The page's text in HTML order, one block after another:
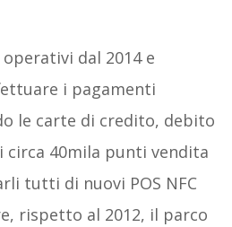
dal 2014 e
i pagamenti
le carte di credito, debito
circa 40mila punti vendita
tutti di nuovi POS NFC
rispetto al 2012, il parco